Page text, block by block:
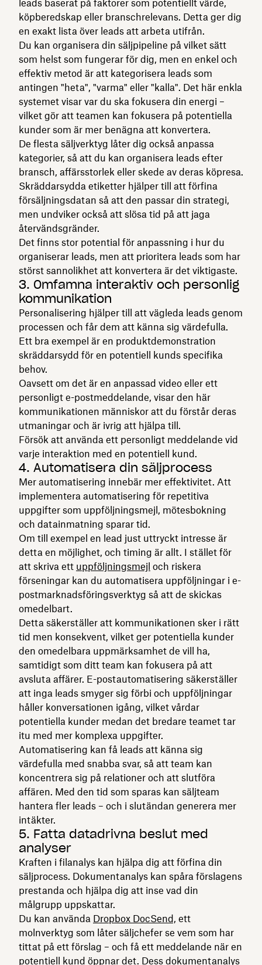
leads baserat på faktorer som potentiellt värde,
köpberedskap eller branschrelevans. Detta ger dig
en exakt lista över leads att arbeta utifrån.
Du kan organisera din säljpipeline på vilket sätt
som helst som fungerar för dig, men en enkel och
effektiv metod är att kategorisera leads som
antingen "heta", "varma" eller "kalla". Det här enkla
systemet visar var du ska fokusera din energi –
vilket gör att teamen kan fokusera på potentiella
kunder som är mer benägna att konvertera.
De flesta säljverktyg låter dig också anpassa
kategorier, så att du kan organisera leads efter
bransch, affärsstorlek eller skede av deras köpresa.
Skräddarsydda etiketter hjälper till att förfina
försäljningsdatan så att den passar din strategi,
men undviker också att slösa tid på att jaga
återvändsgränder.
Det finns stor potential för anpassning i hur du
organiserar leads, men att prioritera leads som har
störst sannolikhet att konvertera är det viktigaste.
3. Omfamna interaktiv och personlig
kommunikation
Personalisering hjälper till att vägleda leads genom
processen och får dem att känna sig värdefulla.
Ett bra exempel är en produktdemonstration
skräddarsydd för en potentiell kunds specifika
behov.
Oavsett om det är en anpassad video eller ett
personligt e-postmeddelande, visar den här
kommunikationen människor att du förstår deras
utmaningar och är ivrig att hjälpa till.
Försök att använda ett personligt meddelande vid
varje interaktion med en potentiell kund.
4. Automatisera din säljprocess
Mer automatisering innebär mer effektivitet. Att
implementera automatisering för repetitiva
uppgifter som uppföljningsmejl, mötesbokning
och datainmatning sparar tid.
Om till exempel en lead just uttryckt intresse är
detta en möjlighet, och timing är allt. I stället för
att skriva ett uppföljningsmejl och riskera
förseningar kan du automatisera uppföljningar i e-
postmarknadsföringsverktyg så att de skickas
omedelbart.
Detta säkerställer att kommunikationen sker i rätt
tid men konsekvent, vilket ger potentiella kunder
den omedelbara uppmärksamhet de vill ha,
samtidigt som ditt team kan fokusera på att
avsluta affärer. E-postautomatisering säkerställer
att inga leads smyger sig förbi och uppföljningar
håller konversationen igång, vilket vårdar
potentiella kunder medan det bredare teamet tar
itu med mer komplexa uppgifter.
Automatisering kan få leads att känna sig
värdefulla med snabba svar, så att team kan
koncentrera sig på relationer och att slutföra
affären. Med den tid som sparas kan säljteam
hantera fler leads – och i slutändan generera mer
intäkter.
5. Fatta datadrivna beslut med
analyser
Kraften i filanalys kan hjälpa dig att förfina din
säljprocess. Dokumentanalys kan spåra förslagens
prestanda och hjälpa dig att inse vad din
målgrupp uppskattar.
Du kan använda Dropbox DocSend, ett
molnverktyg som låter säljchefer se vem som har
tittat på ett förslag – och få ett meddelande när en
potentiell kund öppnar det. Dess dokumentanalys